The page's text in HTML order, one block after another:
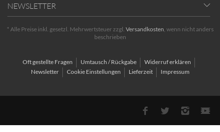
NEWSLETTER
* Alle Preise inkl. gesetzl. Mehrwertsteuer zzgl. Versandkosten, wenn nicht anders
beschrieben
Oft gestellte Fragen Umtausch / Rückgabe
Widerruf erklären
Newsletter
Cookie Einstellungen Lieferzeit Impressum